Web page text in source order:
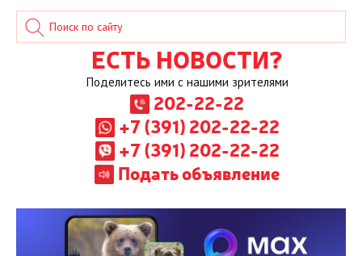
ЕСТЬ НОВОСТИ?
Поделитесь ими с нашими зрителями
202-22-22
+7 (391) 202-22-22
+7 (391) 202-22-22
Подать объявление